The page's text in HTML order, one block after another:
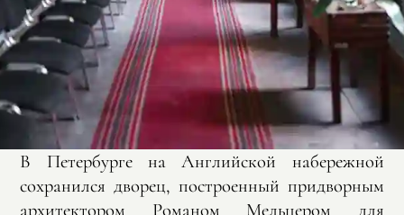
В Петербурге на Английской набережной
сохранился дворец, построенный придворным
архитектором Романом Мельцером для